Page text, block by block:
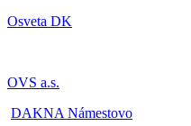
Osveta DK
OVS a.s.
DAKNA Námestovo